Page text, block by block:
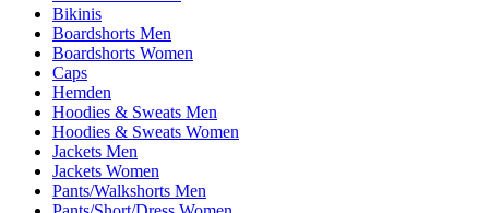
Bikinis
Boardshorts Men
Boardshorts Women
Caps
Hemden
Hoodies & Sweats Men
Hoodies & Sweats Women
Jackets Men
Jackets Women
Pants/Walkshorts Men